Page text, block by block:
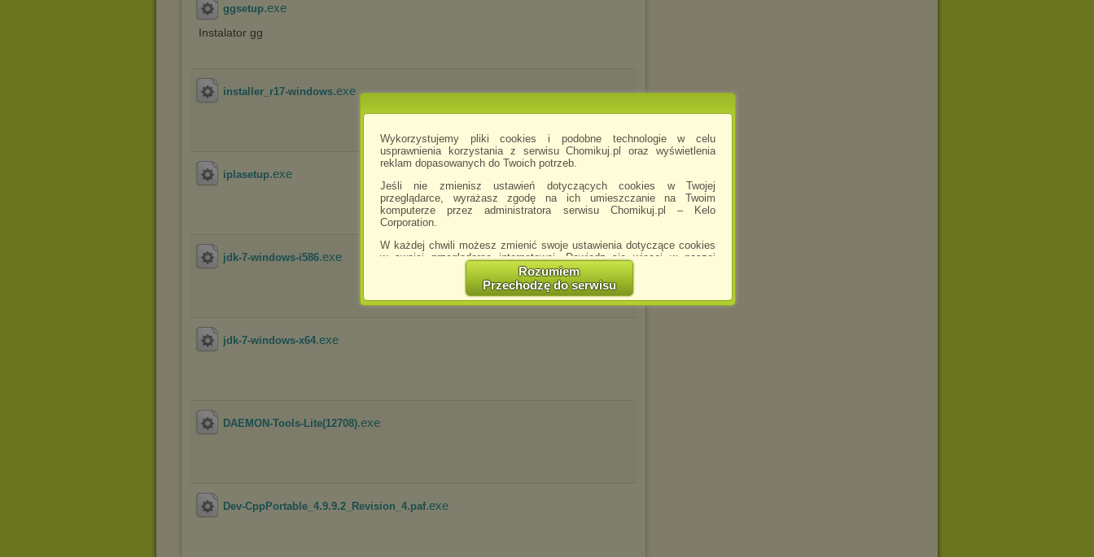
Wykorzystujemy pliki cookies i podobne technologie w celu
usprawnienia korzystania z serwisu Chomikuj.pl oraz wyświetlenia
reklam dopasowanych do Twoich potrzeb.
Jeśli nie zmienisz ustawień dotyczących cookies w Twojej
przeglądarce, wyrażasz zgodę na ich umieszczanie na Twoim
komputerze przez administratora serwisu Chomikuj.pl – Kelo
Corporation.
W każdej chwili możesz zmienić swoje ustawienia dotyczące cookies
w swojej przeglądarce internetowej. Dowiedz się więcej w naszej
http://chomikuj.pl/PolitykaPrywatnosci.aspx
Jednocześnie informujemy że zmiana ustawień przeglądarki może
spowodować ograniczenie korzystania ze strony Chomikuj.pl.
internetowej.
Rozumiem
Przechodzę do serwisu
ggsetup.exe
Instalator gg
installer_r17-windows.exe
iplasetup.exe
jdk-7-windows-i586.exe
jdk-7-windows-x64.exe
DAEMON-Tools-Lite(12708).exe
Dev-CppPortable_4.9.9.2_Revision_4.paf.exe